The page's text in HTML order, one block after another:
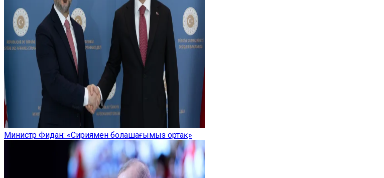
Министр Фидан: «Сириямен болашағымыз ортақ»